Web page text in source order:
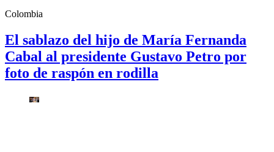
Colombia
El sablazo del hijo de María Fernanda
Cabal al presidente Gustavo Petro por
foto de raspón en rodilla